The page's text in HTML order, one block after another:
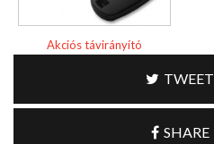
Akciós távirányító
TWEET
SHARE